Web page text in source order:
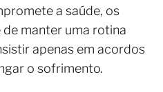
a saúde, os
manter uma rotina
apenas em acordos
o sofrimento.